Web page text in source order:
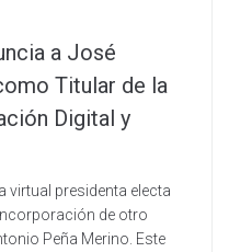
a José
Titular de la
Digital y
virtual presidenta electa
de otro
Peña Merino. Este